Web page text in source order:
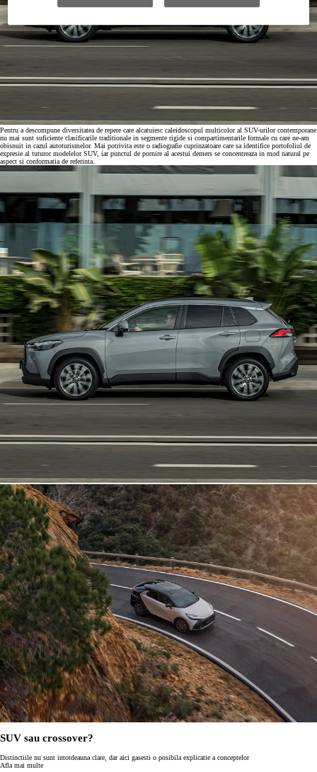
Pentru a descompune diversitatea de repere care alcatuiesc caleidoscopul multicolor al SUV-urilor contemporane
nu mai sunt suficiente clasificarile traditionale in segmente rigide si compartimentarile formale cu care ne-am
obisnuit in cazul autoturismelor. Mai potrivita este o radiografie cuprinzatoare care sa identifice portofoliul de
expresie al tuturor modelelor SUV, iar punctul de pornire al acestui demers se concentreaza in mod natural pe
aspect si conformatia de referinta.
SUV sau crossover?
Distinctiile nu sunt intotdeauna clare, dar aici gasesti o posibila explicatie a conceptelor
Afla mai multe